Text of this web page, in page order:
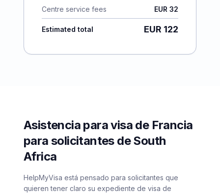
Centre service fees
EUR 32
Estimated total EUR 122
Asistencia para visa de Francia
para solicitantes de South
Africa
HelpMyVisa está pensado para solicitantes que
quieren tener claro su expediente de visa de